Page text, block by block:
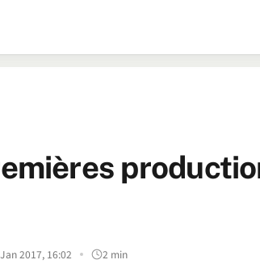
2017, 16:02 2 min